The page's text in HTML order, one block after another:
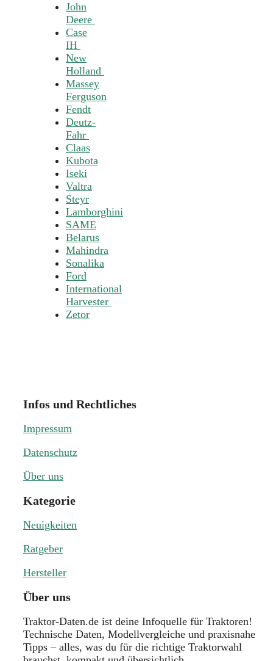
John
Deere
Case
IH
New
Holland
Massey
Ferguson
Fendt
Deutz-
Fahr
Claas
Kubota
Iseki
Valtra
Steyr
Lamborghini
SAME
Belarus
Mahindra
Sonalika
Ford
International
Harvester
Zetor
Infos und Rechtliches
Impressum
Datenschutz
Über uns
Kategorie
Neuigkeiten
Ratgeber
Hersteller
Über uns
Traktor-Daten.de ist deine Infoquelle für Traktoren!
Technische Daten, Modellvergleiche und praxisnahe
Tipps – alles, was du für die richtige Traktorwahl